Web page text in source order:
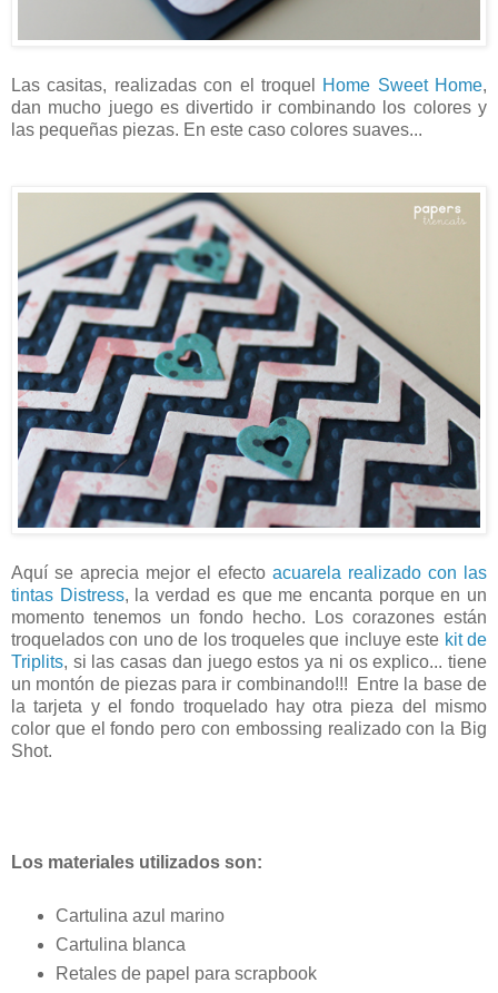
Las casitas, realizadas con el troquel Home Sweet Home,
dan mucho juego es divertido ir combinando los colores y
las pequeñas piezas. En este caso colores suaves...
Aquí se aprecia mejor el efecto acuarela realizado con las
tintas Distress, la verdad es que me encanta porque en un
momento tenemos un fondo hecho. Los corazones están
troquelados con uno de los troqueles que incluye este kit de
Triplits, si las casas dan juego estos ya ni os explico... tiene
un montón de piezas para ir combinando!!! Entre la base de
la tarjeta y el fondo troquelado hay otra pieza del mismo
color que el fondo pero con embossing realizado con la Big
Shot.
Los materiales utilizados son:
Cartulina azul marino
Cartulina blanca
Retales de papel para scrapbook